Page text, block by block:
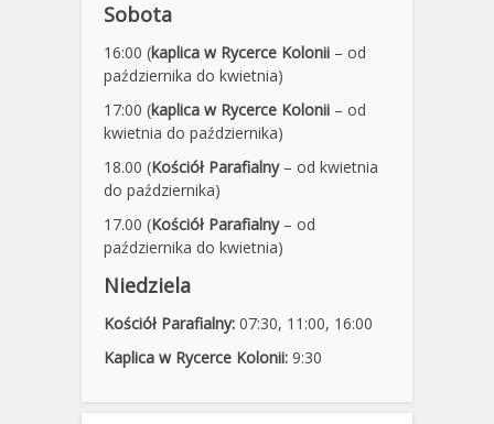
Sobota
16:00 (kaplica w Rycerce Kolonii – od
października do kwietnia)
17:00 (kaplica w Rycerce Kolonii – od
kwietnia do października)
18.00 (Kościół Parafialny– od kwietnia
do października)
17.00 (Kościół Parafialny– od
października do kwietnia)
Niedziela
Kościół Parafialny: 07:30, 11:00, 16:00
Kaplica w Rycerce Kolonii: 9:30